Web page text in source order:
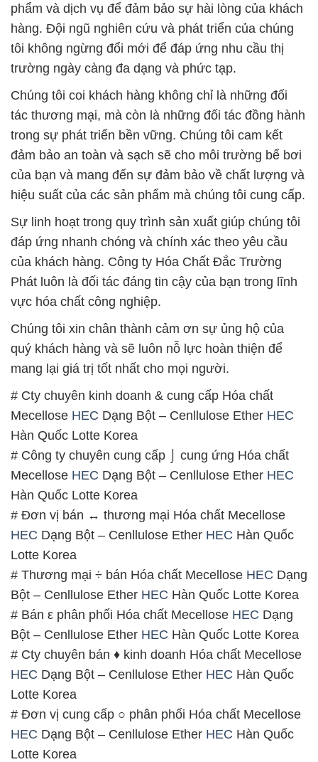
phẩm và dịch vụ để đảm bảo sự hài lòng của khách
hàng. Đội ngũ nghiên cứu và phát triển của chúng
tôi không ngừng đổi mới để đáp ứng nhu cầu thị
trường ngày càng đa dạng và phức tạp.
Chúng tôi coi khách hàng không chỉ là những đối
tác thương mại, mà còn là những đối tác đồng hành
trong sự phát triển bền vững. Chúng tôi cam kết
đảm bảo an toàn và sạch sẽ cho môi trường bể bơi
của bạn và mang đến sự đảm bảo về chất lượng và
hiệu suất của các sản phẩm mà chúng tôi cung cấp.
Sự linh hoạt trong quy trình sản xuất giúp chúng tôi
đáp ứng nhanh chóng và chính xác theo yêu cầu
của khách hàng. Công ty Hóa Chất Đắc Trường
Phát luôn là đối tác đáng tin cậy của bạn trong lĩnh
vực hóa chất công nghiệp.
Chúng tôi xin chân thành cảm ơn sự ủng hộ của
quý khách hàng và sẽ luôn nỗ lực hoàn thiện để
mang lại giá trị tốt nhất cho mọi người.
# Cty chuyên kinh doanh & cung cấp Hóa chất
Mecellose HEC Dạng Bột – Cenllulose Ether HEC
Hàn Quốc Lotte Korea
# Công ty chuyên cung cấp ⌡ cung ứng Hóa chất
Mecellose HEC Dạng Bột – Cenllulose Ether HEC
Hàn Quốc Lotte Korea
# Đơn vị bán ↔ thương mại Hóa chất Mecellose
HEC Dạng Bột – Cenllulose Ether HEC Hàn Quốc
Lotte Korea
# Thương mại ÷ bán Hóa chất Mecellose HEC Dạng
Bột – Cenllulose Ether HEC Hàn Quốc Lotte Korea
# Bán ε phân phối Hóa chất Mecellose HEC Dạng
Bột – Cenllulose Ether HEC Hàn Quốc Lotte Korea
# Cty chuyên bán ♦ kinh doanh Hóa chất Mecellose
HEC Dạng Bột – Cenllulose Ether HEC Hàn Quốc
Lotte Korea
# Đơn vị cung cấp ○ phân phối Hóa chất Mecellose
HEC Dạng Bột – Cenllulose Ether HEC Hàn Quốc
Lotte Korea